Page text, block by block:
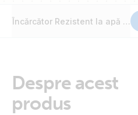
Încărcător Rezistent la apă
Despre acest
produs